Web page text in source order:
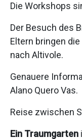
Die Workshops
Der Besuch des
Eltern bringen
nach Altivole.
Genauere
Alano Quero Vas.
Reise zwischen
Ein Traumgarten